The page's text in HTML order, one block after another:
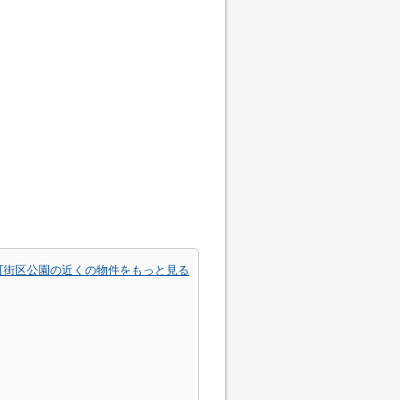
街区公園の近くの物件をもっと見る